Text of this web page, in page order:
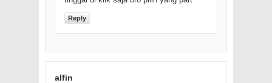
Reply
alfin